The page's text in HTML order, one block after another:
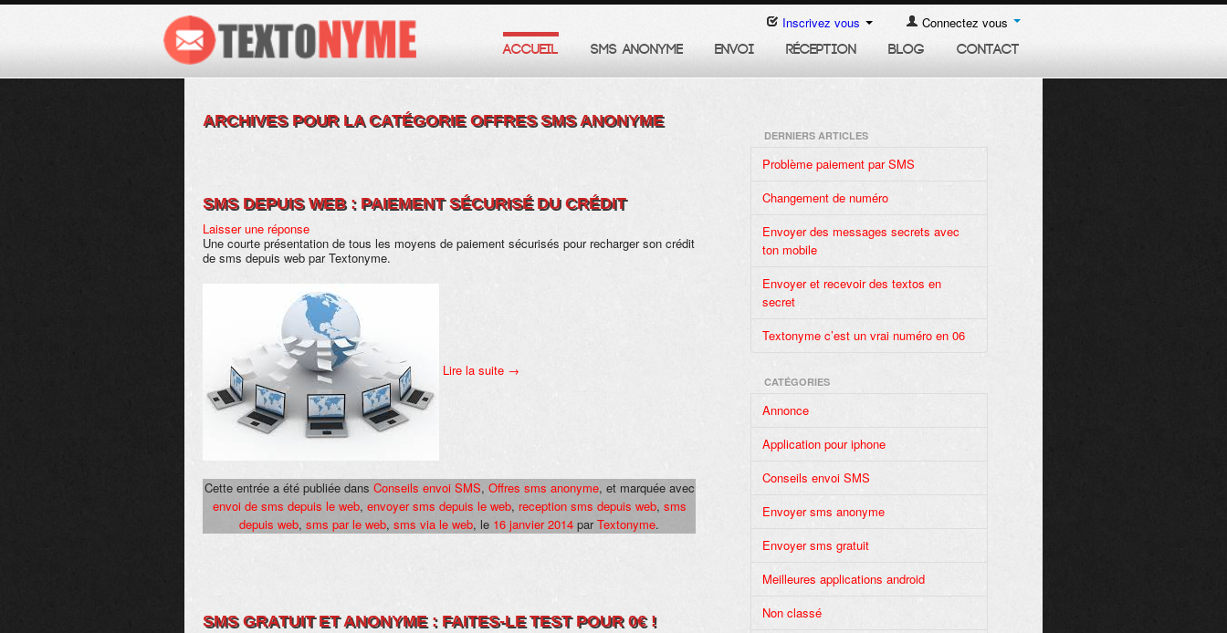
Inscrivez vous Connectez vous
ACCUEIL SMS ANONYME ENVOI RÉCEPTION BLOG CONTACT
ARCHIVES POUR LA CATÉGORIE OFFRES SMS ANONYME
SMS DEPUIS WEB : PAIEMENT SÉCURISÉ DU CRÉDIT
Laisser une réponse
Une courte présentation de tous les moyens de paiement sécurisés pour recharger son crédit
de sms depuis web par Textonyme.
Lire la suite →
Cette entrée a été publiée dans Conseils envoi SMS, Offres sms anonyme, et marquée avec
envoi de sms depuis le web, envoyer sms depuis le web, reception sms depuis web, sms
depuis web, sms par le web, sms via le web, le 16 janvier 2014 parTextonyme.
SMS GRATUIT ET ANONYME : FAITES-LE TEST POUR 0€ !
DERNIERS ARTICLES
Problème paiement par SMS
Changement de numéro
Envoyer des messages secrets avec
ton mobile
Envoyer et recevoir des textos en
secret
Textonyme c’est un vrai numéro en 06
CATÉGORIES
Annonce
Application pour iphone
Conseils envoi SMS
Envoyer sms anonyme
Envoyer sms gratuit
Meilleures applications android
Non classé